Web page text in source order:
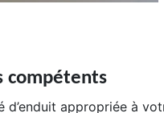
compétents
appropriée à